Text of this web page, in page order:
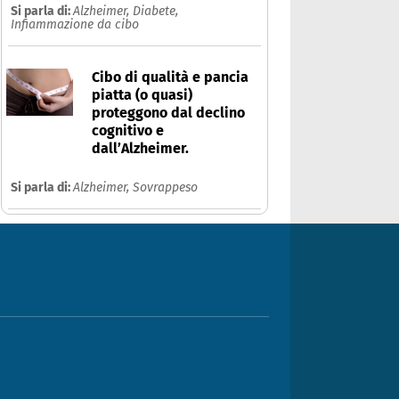
Si parla di:Alzheimer, Diabete,
Infiammazione da cibo
Cibo di qualità e pancia
piatta (o quasi)
proteggono dal declino
cognitivo e
dall’Alzheimer.
Si parla di:Alzheimer, Sovrappeso